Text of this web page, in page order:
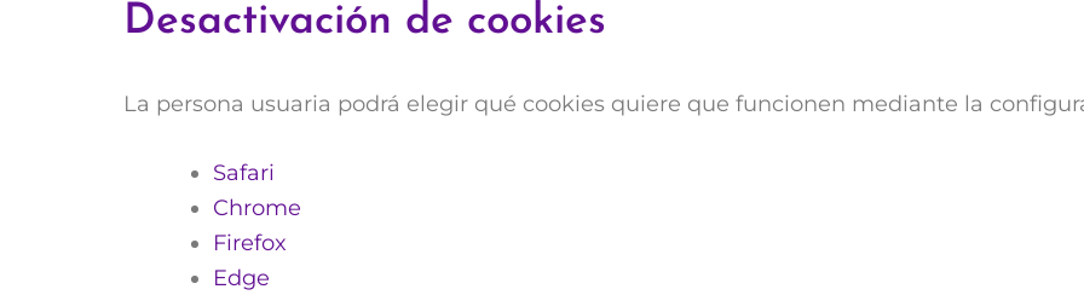
Desactivación de cookies
La persona usuaria podrá elegir qué cookies quiere que funcionen mediante la
Safari
Chrome
Firefox
Edge